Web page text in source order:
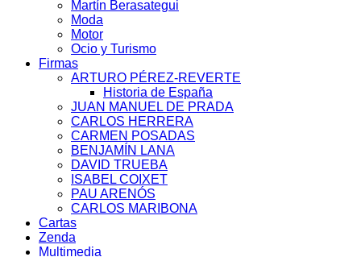
Martín Berasategui
Moda
Motor
Ocio y Turismo
Firmas
ARTURO PÉREZ-REVERTE
Historia de España
JUAN MANUEL DE PRADA
CARLOS HERRERA
CARMEN POSADAS
BENJAMÍN LANA
DAVID TRUEBA
ISABEL COIXET
PAU ARENÓS
CARLOS MARIBONA
Cartas
Zenda
Multimedia